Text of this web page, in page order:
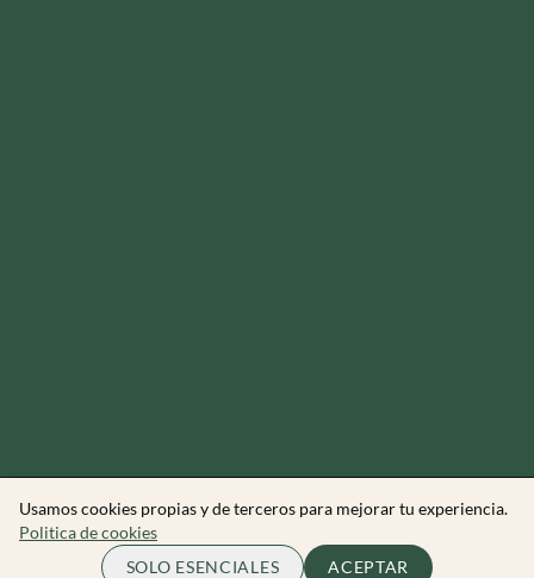
250.00 EUR COMPLETO
Usamos cookies propias y de terceros para mejorar tu experiencia.
Politica de cookies
SOLO ESENCIALES
ACEPTAR